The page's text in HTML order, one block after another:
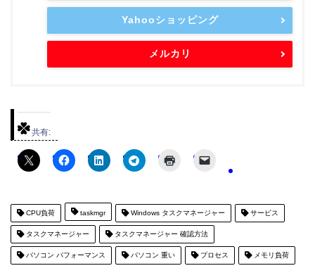
Yahooショッピング
メルカリ
共有:
CPU負荷 taskmgr Windows タスクマネージャー サービス
タスクマネージャー タスクマネージャー 確認方法
パソコン パフォーマンス パソコン 重い プロセス メモリ負荷